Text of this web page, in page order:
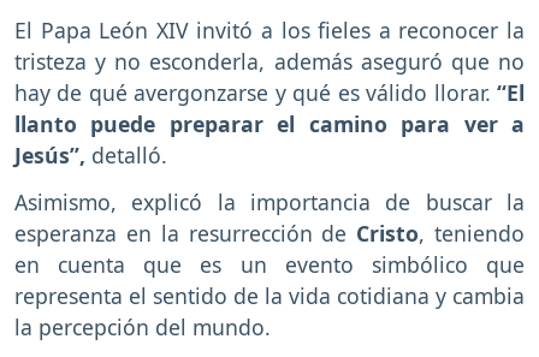
El Papa León XIV invitó a los fieles a reconocer la
tristeza y no esconderla, además aseguró que no
hay de qué avergonzarse y qué es válido llorar. “El
llanto puede preparar el camino para ver a
Jesús”, detalló.
Asimismo, explicó la importancia de buscar la
esperanza en la resurrección de Cristo, teniendo
en cuenta que es un evento simbólico que
representa el sentido de la vida cotidiana y cambia
la percepción del mundo.